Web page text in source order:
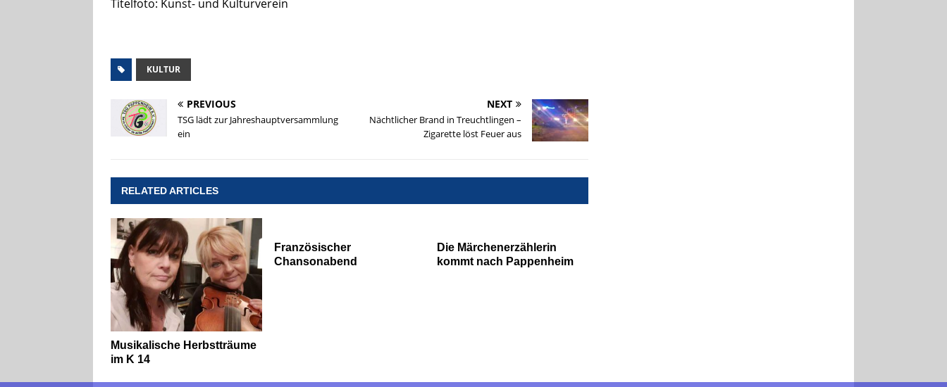
Titelfoto: Kunst- und Kulturverein
KULTUR
PREVIOUS
TSG lädt zur Jahreshauptversammlung
ein
NEXT
Nächtlicher Brand in Treuchtlingen –
Zigarette löst Feuer aus
RELATED ARTICLES
Musikalische Herbstträume
im K 14
Französischer
Chansonabend
Die Märchenerzählerin
kommt nach Pappenheim